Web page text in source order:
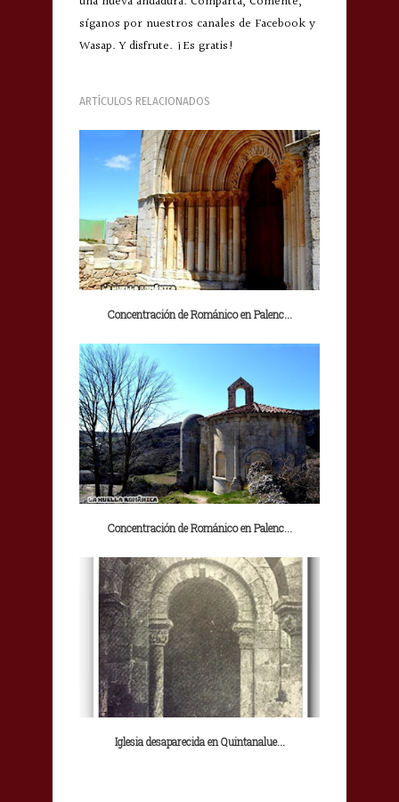
síganos por nuestros canales de Facebook y
Wasap. Y disfrute. ¡Es gratis!
ARTÍCULOS RELACIONADOS
Concentración de Románico en Palenc...
Concentración de Románico en Palenc...
Iglesia desaparecida en Quintanalue...